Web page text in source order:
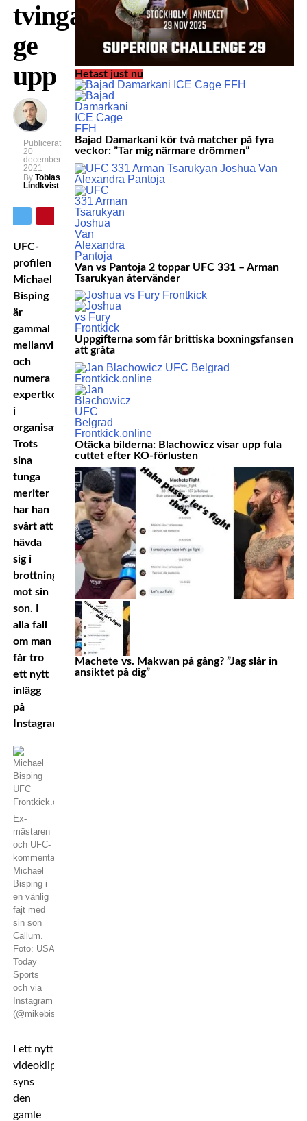
tvingas
ge
upp
Publicerat
20
december
2021
By Tobias
Lindkvist
UFC-
profilen
Michael
Bisping
är
gammal
mellanviktsmästare
och
numera
expertkommentator
i
organisationen.
Trots
sina
tunga
meriter
har han
svårt att
hävda
sig i
brottning
mot sin
son. I
alla fall
om man
får tro
ett nytt
inlägg
på
Instagram.
Ex-
mästaren
och UFC-
kommentatorn
Michael
Bisping i
en vänlig
fajt med
sin son
Callum.
Foto: USA
Today
Sports
och via
Instagram
(@mikebisping)
I ett nytt
videoklipp
syns
den
gamle
Hetast just nu
Bajad Damarkani kör två matcher på fyra
veckor: ”Tar mig närmare drömmen”
Van vs Pantoja 2 toppar UFC 331 – Arman
Tsarukyan återvänder
Uppgifterna som får brittiska boxningsfansen
att gråta
Otäcka bilderna: Blachowicz visar upp fula
cuttet efter KO-förlusten
Machete vs. Makwan på gång? ”Jag slår in
ansiktet på dig”